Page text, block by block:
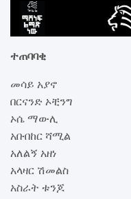
ተጠባባቂ
መሳይ አያኖ
በርናንድ ኦቺንግ
ኦሴ ማውሊ
አቡበከር ሻሚል
አለልኝ አዘነ
አላዛር ሽመልስ
አስራት ቱንጆ